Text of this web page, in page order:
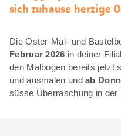
sich zuhause herzige
Die Oster-Mal- und
Februar 2026 in deiner
den Malbogen bereits jetzt
und ausmalen undab
süsse Überraschung in der